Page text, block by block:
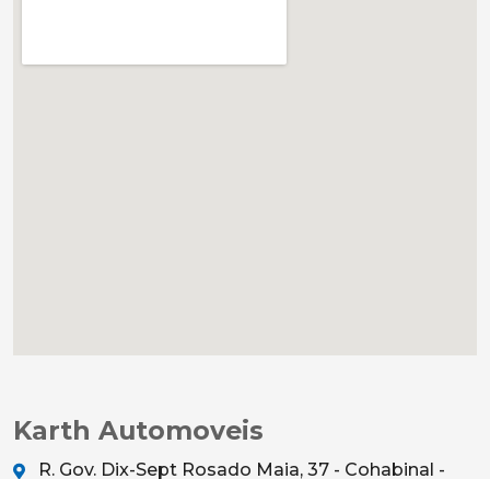
Karth Automoveis
R. Gov. Dix-Sept Rosado Maia, 37 - Cohabinal -